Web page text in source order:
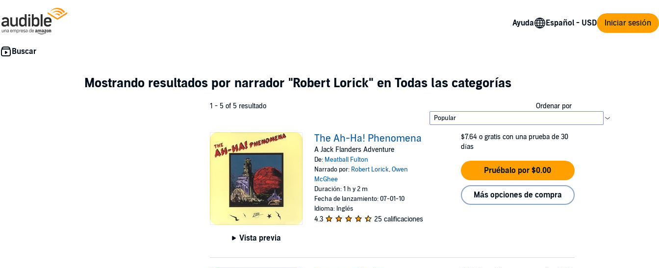
Ayuda Iniciar sesión
Mostrando resultados por narrador "Robert Lorick" en Todas las categorías
1 - 5 of 5 resultado Ordenar por
Vista previa
The Ah-Ha! Phenomena
A Jack Flanders Adventure
De: Meatball Fulton
Narrado por: Robert Lorick,Owen
McGhee
Duración: 1 h y 2 m
Fecha de lanzamiento: 07-01-10
Idioma: Inglés
4.3 25 calificaciones
$7.64 o gratis con una prueba de 30
días
Pruébalo por $0.00
Más opciones de compra